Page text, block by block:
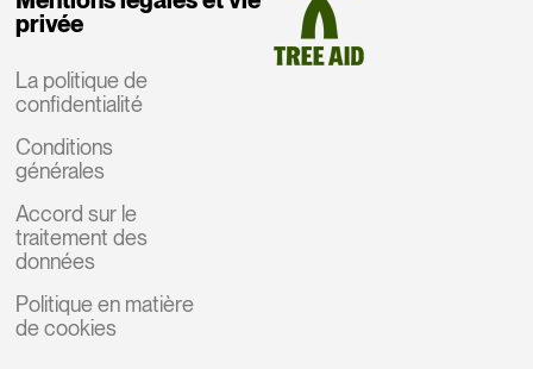
privée
La politique de
confidentialité
Conditions
générales
Accord sur le
traitement des
données
Politique en matière
de cookies